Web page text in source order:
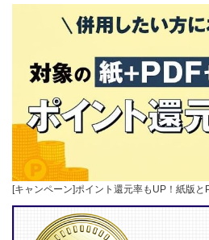
[キャンペーン]ポイント還元率もUP！紙版と